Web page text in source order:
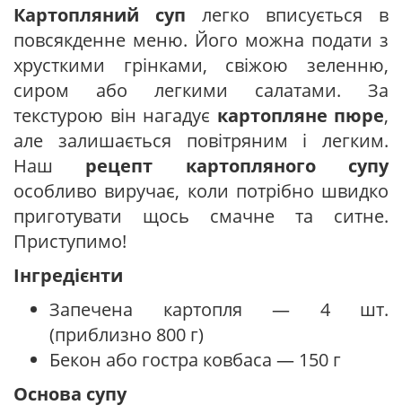
Картопляний суп легко вписується в
повсякденне меню. Його можна подати з
хрусткими грінками, свіжою зеленню,
сиром або легкими салатами. За
текстурою він нагадує картопляне пюре,
але залишається повітряним і легким.
Наш рецепт картопляного супу
особливо виручає, коли потрібно швидко
приготувати щось смачне та ситне.
Приступимо!
Інгредієнти
Запечена картопля — 4 шт.
(приблизно 800 г)
Бекон або гостра ковбаса — 150 г
Основа супу